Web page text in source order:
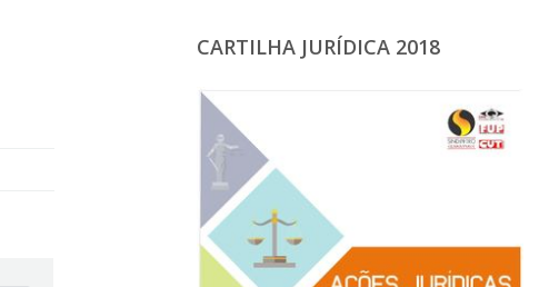
CARTILHA JURÍDICA 2018